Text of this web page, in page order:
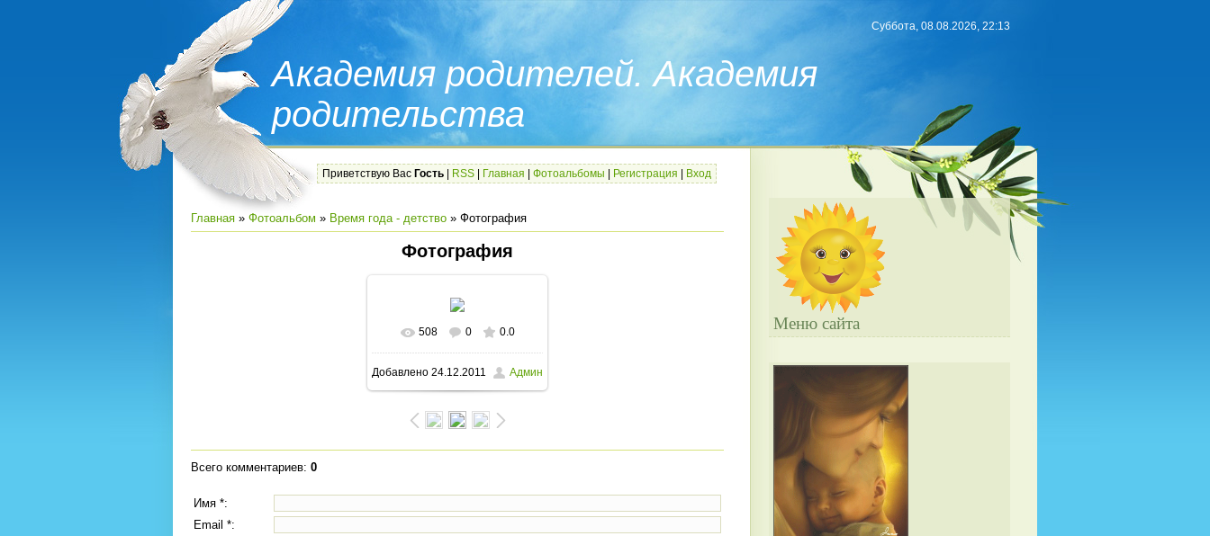
Академия родителей. Академия
родительства
Суббота, 08.08.2026, 22:13
Приветствую Вас Гость RSS Главная Фотоальбомы Регистрация Вход
Главная » Фотоальбом » Время года - детство » Фотография
Фотография
В реальном размере
1200x1600/ 206.0Kb
508 0 0.0
Добавлено 24.12.2011 Админ
Всего комментариев: 0
Имя *:
Email *:
Меню сайта